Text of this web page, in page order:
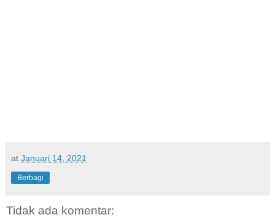
at Januari 14, 2021
Berbagi
Tidak ada komentar: